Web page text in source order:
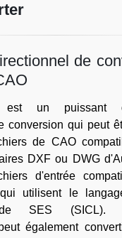
de
est un puissant
conversion qui peut
de CAO
DXF ou DWG
d'entrée
utilisent le
de SES (SICL).
également